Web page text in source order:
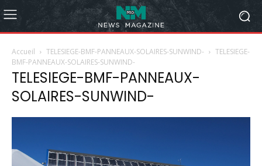
Accueil TELESIEGE-BMF-PANNEAUX-SOLAIRES-SUNWIND-
TELESIEGE-
BMF-PANNEAUX-SOLAIRES-SUNWIND-
TELESIEGE-BMF-PANNEAUX-
SOLAIRES-SUNWIND-